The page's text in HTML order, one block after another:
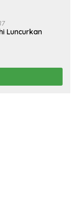
Luncurkan